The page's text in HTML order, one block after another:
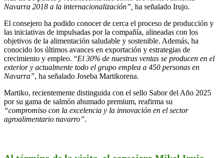
Navarra 2018 a la internacionalización”, ha señalado Irujo.
El consejero ha podido conocer de cerca el proceso de producción y
las iniciativas de impulsadas por la compañía, alineadas con los
objetivos de la alimentación saludable y sostenible. Además, ha
conocido los últimos avances en exportación y estrategias de
crecimiento y empleo. “El 30% de nuestras ventas se producen en el
exterior y actualmente todo el grupo emplea a 450 personas en
Navarra”, ha señalado Joseba Martikorena.
Martiko, recientemente distinguida con el sello Sabor del Año 2025
por su gama de salmón ahumado premium, reafirma su
“compromiso con la excelencia y la innovación en el sector
agroalimentario navarro”.